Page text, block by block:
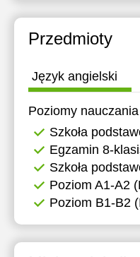
Przedmioty
Język angielski
Poziomy nauczania
Szkoła
Egzamin 8-
Szkoła
Poziom A1-A2
Poziom B1-B2